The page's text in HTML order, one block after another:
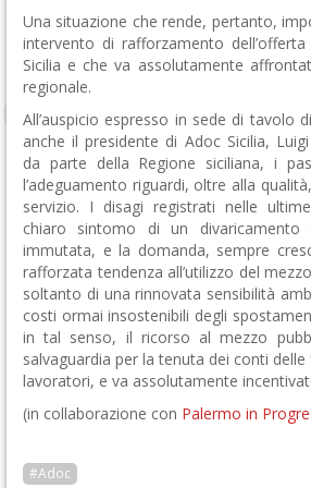
Una situazione che rende, pertanto,
intervento di rafforzamento
Sicilia e che va assolutamente
regionale.
All’auspicio espresso in sede di tavolo
anche il presidente di Adoc Sicilia,
da parte della Regione siciliana, i
l’adeguamento riguardi, oltre alla
servizio. I disagi registrati nelle
chiaro sintomo di un divaricamento
immutata, e la domanda, sempre
rafforzata tendenza all’utilizzo del
soltanto di una rinnovata sensibilità
costi ormai insostenibili degli
in tal senso, il ricorso al mezzo
salvaguardia per la tenuta dei conti
lavoratori, e va assolutamente
(in collaborazione con Palermo in
#Adoc